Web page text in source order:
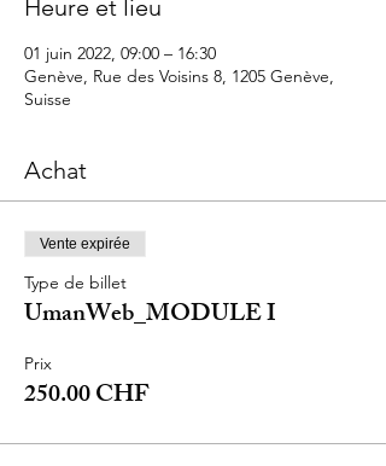
Heure et lieu
01 juin 2022, 09:00 – 16:30
Genève, Rue des Voisins 8, 1205 Genève,
Suisse
Achat
Vente expirée
Type de billet
UmanWeb_MODULE I
Prix
250.00 CHF